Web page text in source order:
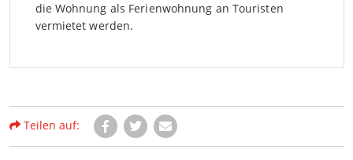
die Wohnung als Ferienwohnung an Touristen
vermietet werden.
Teilen auf: